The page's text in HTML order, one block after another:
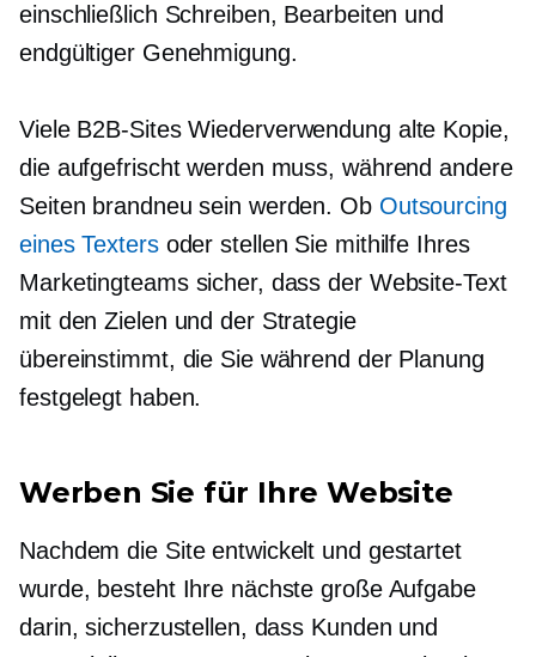
einschließlich Schreiben, Bearbeiten und
endgültiger Genehmigung.
Viele B2B-SitesWiederverwendung alte Kopie,
die aufgefrischt werden muss, während andere
Seiten brandneu sein werden. Ob Outsourcing
eines Textersoder stellen Sie mithilfe Ihres
Marketingteams sicher, dass der Website-Text
mit den Zielen und der Strategie
übereinstimmt, die Sie während der Planung
festgelegt haben.
Werben Sie für Ihre Website
Nachdem die Site entwickelt und gestartet
wurde, besteht Ihre nächste große Aufgabe
darin, sicherzustellen, dass Kunden und